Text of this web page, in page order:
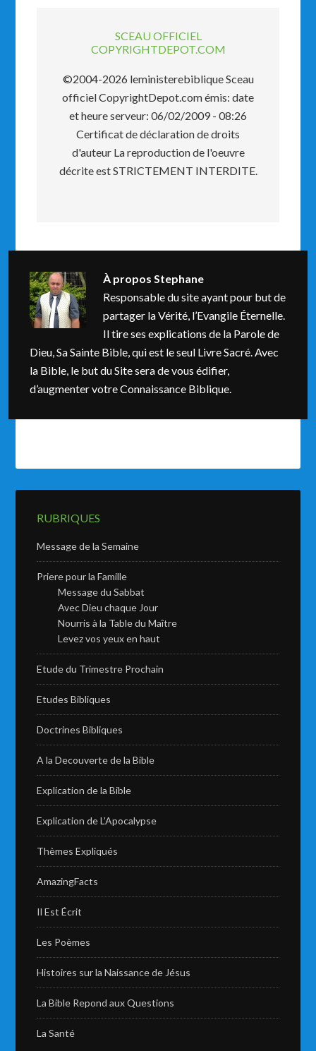
SCEAU OFFICIEL
COPYRIGHTDEPOT.COM
©2004-2026 leministerebiblique Sceau
officiel CopyrightDepot.com émis: date
et heure serveur: 06/02/2009 - 08:26
Certificat de déclaration de droits
d'auteur La reproduction de l'oeuvre
décrite est STRICTEMENT INTERDITE.
À proposStephane
Responsable du site ayant pour but de
partager la Vérité, l’Evangile Éternelle.
Il tire ses explications de la Parole de
Dieu, Sa Sainte Bible, qui est le seul Livre Sacré. Avec
la Bible, le but du Site sera de vous édifier,
d’augmenter votre Connaissance Biblique.
RUBRIQUES
Message de la Semaine
Priere pour la Famille
Message du Sabbat
Avec Dieu chaque Jour
Nourris à la Table du Maître
Levez vos yeux en haut
Etude du Trimestre Prochain
Etudes Bibliques
Doctrines Bibliques
A la Decouverte de la Bible
Explication de la Bible
Explication de L’Apocalypse
Thèmes Expliqués
AmazingFacts
Il Est Écrit
Les Poèmes
Histoires sur la Naissance de Jésus
La Bible Repond aux Questions
La Santé